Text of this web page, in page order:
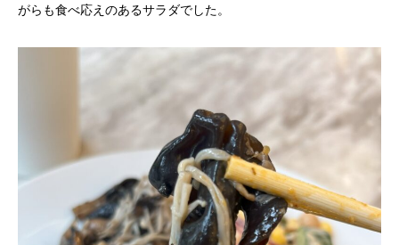
がらも食べ応えのあるサラダでした。